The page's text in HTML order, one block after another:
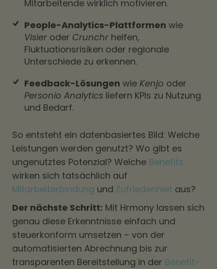
Mitarbeitende wirklich motivieren.
People-Analytics-Plattformen wie
Visier oder Crunchr helfen,
Fluktuationsrisiken oder regionale
Unterschiede zu erkennen.
Feedback-Lösungen wie Kenjo oder
Personio Analytics liefern KPIs zu Nutzung
und Bedarf.
So entsteht ein datenbasiertes Bild: Welche
Leistungen werden genutzt? Wo gibt es
ungenutztes Potenzial? Welche Benefits
wirken sich tatsächlich auf
Mitarbeiterbindung und Zufriedenheit aus?
Der nächste Schritt: Mit Hrmony lassen sich
genau diese Erkenntnisse einfach und
steuerkonform umsetzen – von der
automatisierten Abrechnung bis zur
transparenten Bereitstellung in der Benefit-